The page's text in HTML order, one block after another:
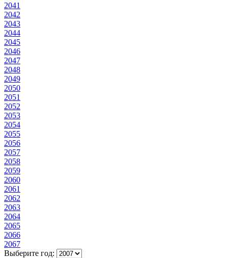
2041
2042
2043
2044
2045
2046
2047
2048
2049
2050
2051
2052
2053
2054
2055
2056
2057
2058
2059
2060
2061
2062
2063
2064
2065
2066
2067
Выберите год: